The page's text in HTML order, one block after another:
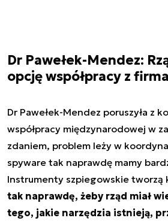
Dr Pawełek-Mendez:
opcję współpracy z
Dr Pawełek-Mendez poruszyła z
współpracy międzynarodowej w
zdaniem, problem leży w
spyware tak naprawdę mamy
Instrumenty szpiegowskie tworzą
tak naprawdę, żeby rząd miał
tego, jakie narzędzia istnieją,